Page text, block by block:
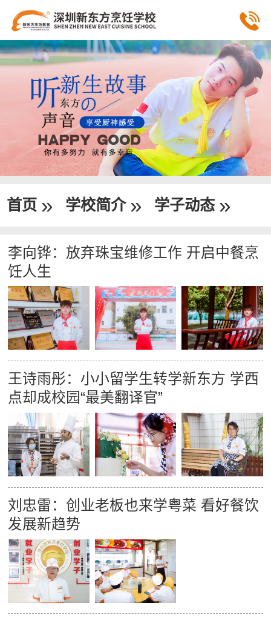
首页 » 学校简介 » 学子动态 »
李向铧：放弃珠宝维修工作 开启中餐烹
饪人生
王诗雨彤：小小留学生转学新东方 学西
点却成校园“最美翻译官”
刘忠雷：创业老板也来学粤菜 看好餐饮
发展新趋势